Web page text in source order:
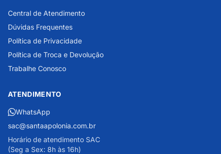
Central de Atendimento
Dúvidas Frequentes
Política de Privacidade
Política de Troca e Devolução
Trabalhe Conosco
ATENDIMENTO
WhatsApp
sac@santaapolonia.com.br
Horário de atendimento SAC
(Seg a Sex: 8h às 16h)